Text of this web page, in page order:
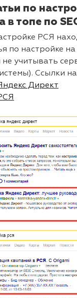
по
в топе по
РСЯ
по настройке на
учитывать
Ссылки
Директ